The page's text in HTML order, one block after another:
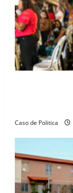
Caso de Politica